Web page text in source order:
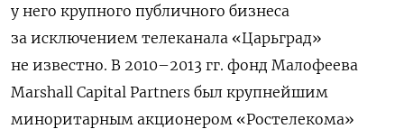
у него крупного публичного бизнеса
за исключением телеканала «Царьград»
не известно. В 2010–2013 гг. фонд Малофеева
Marshall Capital Partners был крупнейшим
миноритарным акционером «Ростелекома»